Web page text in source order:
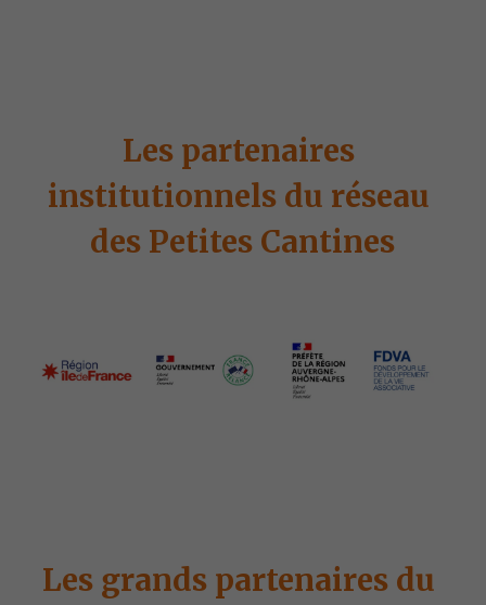
Les partenaires
institutionnels du réseau
des Petites Cantines
Les grands partenaires du